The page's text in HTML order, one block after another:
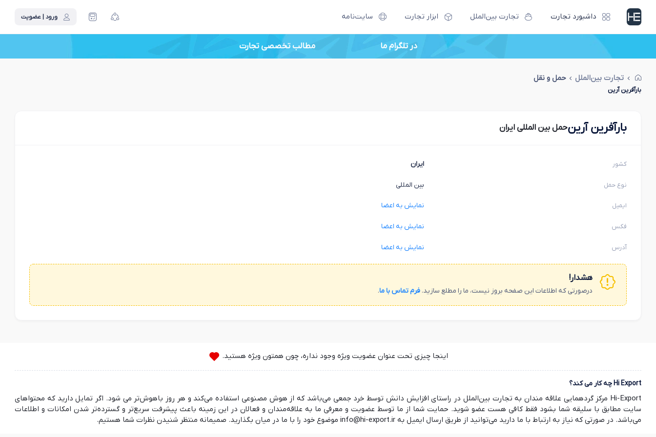
داشبورد تجارت تجارت بین‌الملل ابزار تجارت سایت‌نامه ورود | عضویت
در تلگرام ما مطالب تخصصی تجارت
تجارت بین‌الملل حمل و نقل
بارآفرین آرین
بارآفرین آرینحمل بین المللی ایران
کشور ایران
نوع حمل بین المللی
ایمیل نمایش به اعضا
فکس نمایش به اعضا
آدرس نمایش به اعضا
هشدار!
درصورتی که اطلاعات این صفحه بروز نیست، ما را مطلع سازید. فرم تماس با ما.
اینجا چیزی تحت عنوان عضویت ویژه وجود نداره، چون همتون ویژه هستید.
Hi Export چه کار می کند؟
Hi-Export مرکز گردهمایی علاقه مندان به تجارت بین‌الملل در راستای افزایش دانش توسط خرد جمعی می‌باشد که از هوش مصنوعی استفاده می‌کند و هر روز باهوش‌تر می شود. اگر تمایل دارید که محتواهای
سایت مطابق با سلیقه شما بشود فقط کافی هست عضو شوید. حمایت شما از ما توسط عضویت و معرفی ما به علاقه‌مندان و فعالان در این زمینه باعث پیشرفت سریع‌تر و گسترده‌تر شدن امکانات و اطلاعات
می‌باشد. در صورتی که نیاز به ارتباط با ما دارید می‌توانید از طریق ارسال ایمیل به info@hi-export.ir موضوع خود را با ما در میان بگذارید. صمیمانه منتظر شنیدن نظرات شما هستیم.